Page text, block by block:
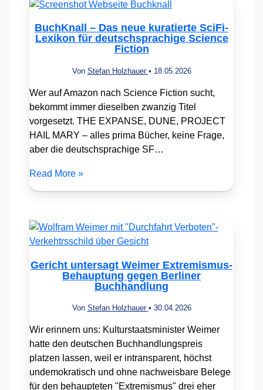
BuchKnall – Das neue kuratierte SciFi-
Lexikon für deutschsprachige Science
Fiction
Von Stefan Holzhauer • 18.05.2026
Wer auf Amazon nach Science Fiction sucht,
bekommt immer dieselben zwanzig Titel
vorgesetzt. THE EXPANSE, DUNE, PROJECT
HAIL MARY – alles prima Bücher, keine Frage,
aber die deutschsprachige SF…
Read More »
Gericht untersagt Weimer Extremismus-
Behauptung gegen Berliner
Buchhandlung
Von Stefan Holzhauer • 30.04.2026
Wir erinnern uns: Kulturstaatsminister Weimer
hatte den deutschen Buchhandlungspreis
platzen lassen, weil er intransparent, höchst
undemokratisch und ohne nachweisbare Belege
für den behaupteten "Extremismus" drei eher